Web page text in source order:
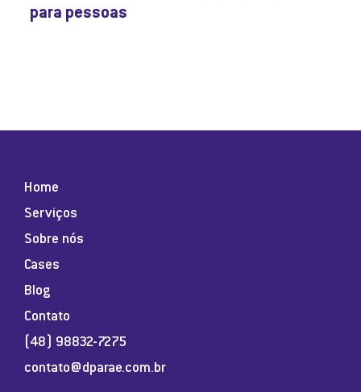
para pessoas
Home
Serviços
Sobre nós
Cases
Blog
Contato
(48) 98832-7275
contato@dparae.com.br